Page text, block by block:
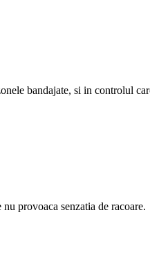
bandajate, si in controlul
provoaca senzatia de racoare.